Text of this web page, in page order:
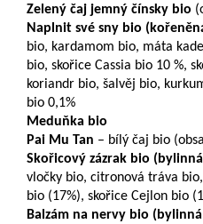
Zelený čaj jemný čínsky bio
Naplnit své sny bio
bio, kardamom bio, máta
bio, skořice Cassia bio 10 %,
koriandr bio, šalvěj bio,
bio 0,1%
Meduňka bio
Pai Mu Tan – bílý čaj bio
Skořicový zázrak bio
vločky bio, citronová tráva
bio (17%), skořice Cejlon bio
Balzám na nervy bio (bylinná